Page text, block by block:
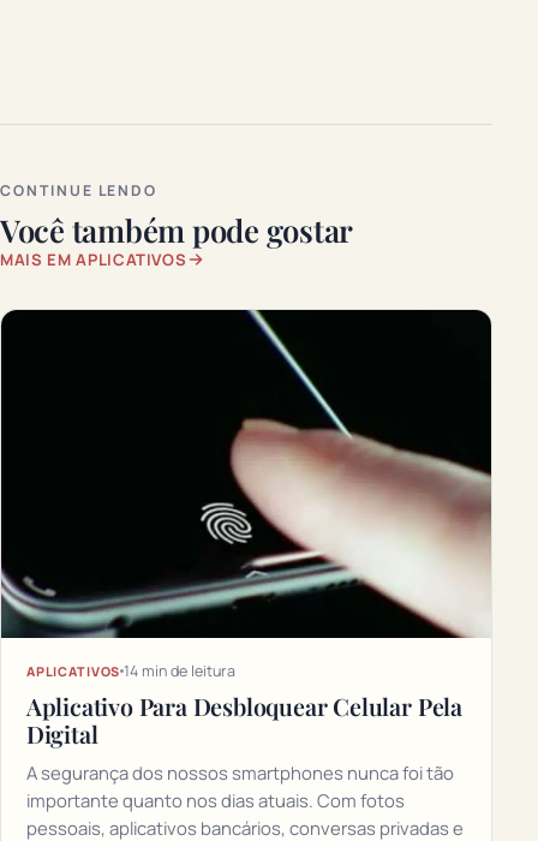
CONTINUE LENDO
Você também pode gostar
MAIS EM APLICATIVOS
APLICATIVOS 14 min de leitura
Aplicativo Para Desbloquear Celular Pela
Digital
A segurança dos nossos smartphones nunca foi tão
importante quanto nos dias atuais. Com fotos
pessoais, aplicativos bancários, conversas privadas e